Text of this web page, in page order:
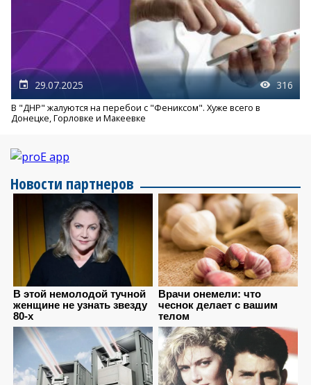
29.07.2025 316
В "ДНР" жалуются на перебои с "Фениксом". Хуже всего в
Донецке, Горловке и Макеевке
Новости партнеров